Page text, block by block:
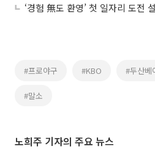
‘경험 無도 환영’ 첫 일자리 도전
#프로야구 #KBO #두산베
#말소
노희주 기자의 주요 뉴스